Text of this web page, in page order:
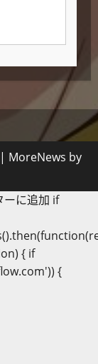
| MoreNews by
に追加 if
{ if
{